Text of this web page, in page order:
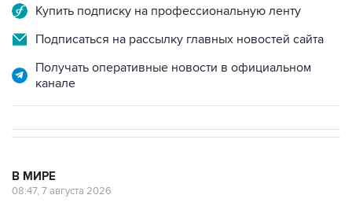
Купить подписку на профессиональную ленту
Подписаться на рассылку главных новостей сайта
Получать оперативные новости в официальном
канале
В МИРЕ
08:47, 7 августа 2026